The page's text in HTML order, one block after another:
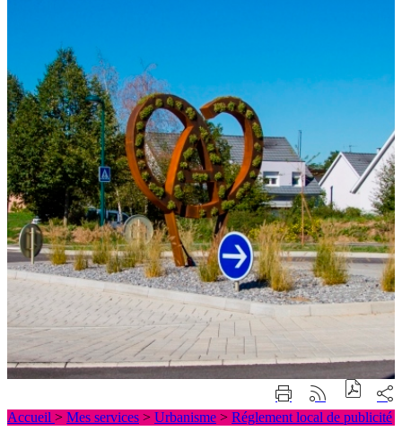
Accueil > Mes services > Urbanisme > Réglement local de publicité